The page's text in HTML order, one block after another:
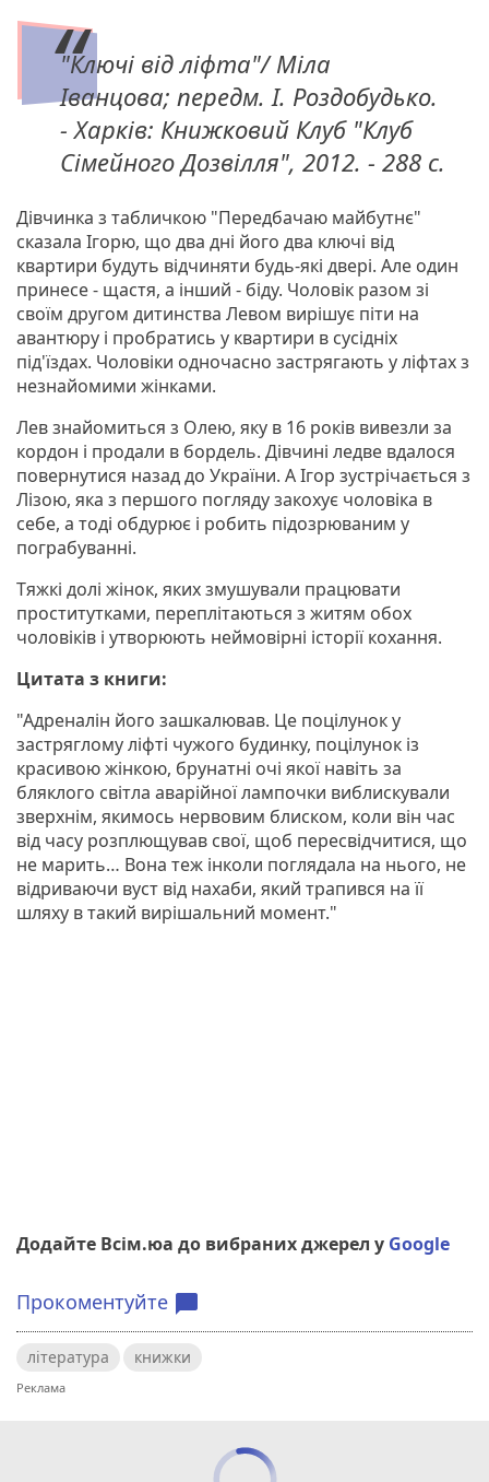
"Ключі від ліфта"/ Міла
Іванцова; передм. І. Роздобудько.
- Харків: Книжковий Клуб "Клуб
Сімейного Дозвілля", 2012. - 288 с.
Дівчинка з табличкою "Передбачаю майбутнє"
сказала Ігорю, що два дні його два ключі від
квартири будуть відчиняти будь-які двері. Але один
принесе - щастя, а інший - біду. Чоловік разом зі
своїм другом дитинства Левом вирішує піти на
авантюру і пробратись у квартири в сусідніх
під'їздах. Чоловіки одночасно застрягають у ліфтах з
незнайомими жінками.
Лев знайомиться з Олею, яку в 16 років вивезли за
кордон і продали в бордель. Дівчині ледве вдалося
повернутися назад до України. А Ігор зустрічається з
Лізою, яка з першого погляду закохує чоловіка в
себе, а тоді обдурює і робить підозрюваним у
пограбуванні.
Тяжкі долі жінок, яких змушували працювати
проститутками, переплітаються з житям обох
чоловіків і утворюють неймовірні історії кохання.
Цитата з книги:
"Адреналін його зашкалював. Це поцілунок у
застряглому ліфті чужого будинку, поцілунок із
красивою жінкою, брунатні очі якої навіть за
бляклого світла аварійної лампочки виблискували
зверхнім, якимось нервовим блиском, коли він час
від часу розплющував свої, щоб пересвідчитися, що
не марить… Вона теж інколи поглядала на нього, не
відриваючи вуст від нахаби, який трапився на її
шляху в такий вирішальний момент."
Додайте Всім.юа до вибраних джерел у Google
Прокоментуйте chat_bubble
література книжки